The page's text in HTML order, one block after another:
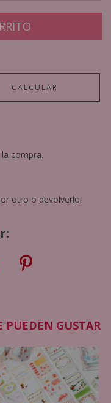
CALCULAR
compra.
otro o devolverlo.
PUEDEN GUSTAR